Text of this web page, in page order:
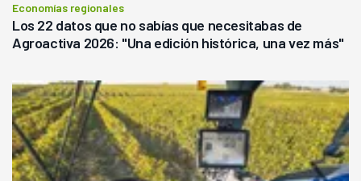
Economías regionales
Los 22 datos que no sabías que necesitabas de
Agroactiva 2026: "Una edición histórica, una vez más"